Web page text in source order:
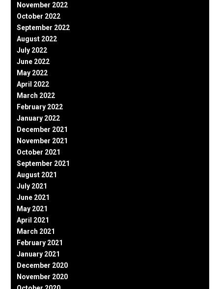
November 2022
October 2022
September 2022
August 2022
July 2022
June 2022
May 2022
April 2022
March 2022
February 2022
January 2022
December 2021
November 2021
October 2021
September 2021
August 2021
July 2021
June 2021
May 2021
April 2021
March 2021
February 2021
January 2021
December 2020
November 2020